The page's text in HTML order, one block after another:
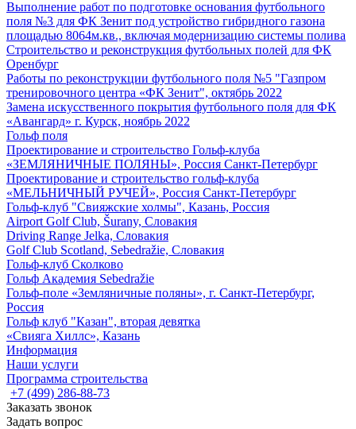
Выполнение работ по подготовке основания футбольного
поля №3 для ФК Зенит под устройство гибридного газона
площадью 8064м.кв., включая модернизацию системы полива
Строительство и реконструкция футбольных полей для ФК
Оренбург
Работы по реконструкции футбольного поля №5 "Газпром
тренировочного центра «ФК Зенит", октябрь 2022
Замена искусственного покрытия футбольного поля для ФК
«Авангард» г. Курск, ноябрь 2022
Гольф поля
Проектирование и строительство Гольф-клуба
«ЗЕМЛЯНИЧНЫЕ ПОЛЯНЫ», Россия Санкт-Петербург
Проектирование и строительство гольф-клуба
«МЕЛЬНИЧНЫЙ РУЧЕЙ», Россия Санкт-Петербург
Гольф-клуб "Свияжские холмы", Казань, Россия
Airport Golf Club, Šurany, Словакия
Driving Range Jelka, Словакия
Golf Club Scotland, Sebedražie, Словакия
Гольф-клуб Сколково
Гольф Академия Sebedražie
Гольф-поле «Земляничные поляны», г. Санкт-Петербург,
Россия
Гольф клуб "Казан", вторая девятка
«Свияга Хиллс», Казань
Информация
Наши услуги
Программа строительства
+7 (499) 286-88-73
Заказать звонок
Задать вопрос